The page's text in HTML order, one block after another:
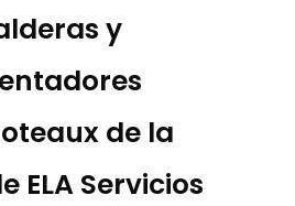
y
de la
ELA Servicios